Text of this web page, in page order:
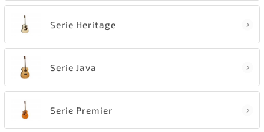
Serie Heritage
Serie Java
Serie Premier